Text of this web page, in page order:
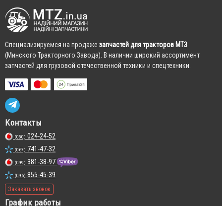
Cпециализируемся на продаже запчастей для тракторов МТЗ
(Минского Тракторного Завода). В наличии широкий ассортимент
запчастей для грузовой отечественной техники и спецтехники.
Контакты
(050) 024-24-52
(067) 741-47-32
(099) 381-38-97
(096) 855-45-39
Заказать звонок
График работы